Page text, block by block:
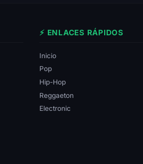
⚡ ENLACES RÁPIDOS
Inicio
Pop
Hip-Hop
Reggaeton
Electronic